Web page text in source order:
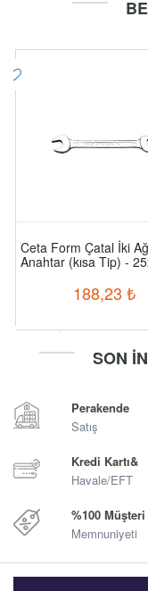
Ceta Form Çatal İki
Anahtar (kısa Tip) -
188,23 ₺
SON
Perakende
Satış
Kredi Kartı&
Havale/EFT
%100 Müşteri
Memnuniyeti